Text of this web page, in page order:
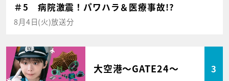
＃5 病院激震！パワハラ＆医療事故!?
8月4日(火)放送分
大空港～GATE24～ 3